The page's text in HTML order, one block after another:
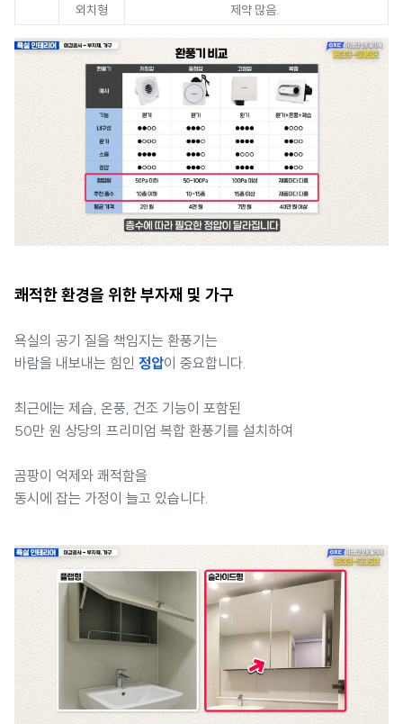
외치형
제약 많음.
쾌적한 환경을 위한 부자재 및 가구
욕실의 공기 질을 책임지는 환풍기는
바람을 내보내는 힘인 정압이 중요합니다.
최근에는 제습, 온풍, 건조 기능이 포함된
50만 원 상당의 프리미엄 복합 환풍기를 설치하여
곰팡이 억제와 쾌적함을
동시에 잡는 가정이 늘고 있습니다.